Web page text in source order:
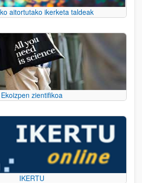
aitortutako ikerketa taldeak
Ekoizpen zientifikoa
IKERTU